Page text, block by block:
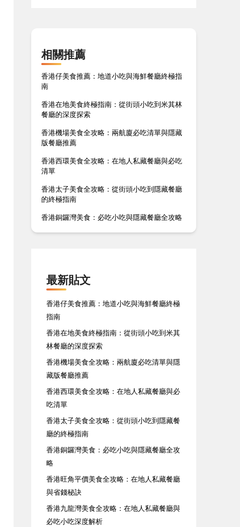
相關推薦
香港仔美食推薦：地道小吃與海鮮餐廳終極指
南
香港在地美食終極指南：從街頭小吃到米其林
餐廳的深度探索
香港機場美食全攻略：兩航廈必吃清單與隱藏
版餐廳推薦
香港西環美食全攻略：在地人私藏餐廳與必吃
清單
香港太子美食全攻略：從街頭小吃到隱藏餐廳
的終極指南
香港銅鑼灣美食：必吃小吃與隱藏餐廳全攻略
最新貼文
香港仔美食推薦：地道小吃與海鮮餐廳終極
指南
香港在地美食終極指南：從街頭小吃到米其
林餐廳的深度探索
香港機場美食全攻略：兩航廈必吃清單與隱
藏版餐廳推薦
香港西環美食全攻略：在地人私藏餐廳與必
吃清單
香港太子美食全攻略：從街頭小吃到隱藏餐
廳的終極指南
香港銅鑼灣美食：必吃小吃與隱藏餐廳全攻
略
香港旺角平價美食全攻略：在地人私藏餐廳
與省錢秘訣
香港九龍灣美食全攻略：在地人私藏餐廳與
必吃小吃深度解析